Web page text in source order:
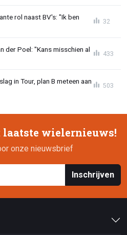
rol naast BV's: "Ik ben
32
der Poel: "Kans misschien al
433
in Tour, plan B meteen aan
503
wielernieuws!
onze nieuwsbrief
Inschrijven